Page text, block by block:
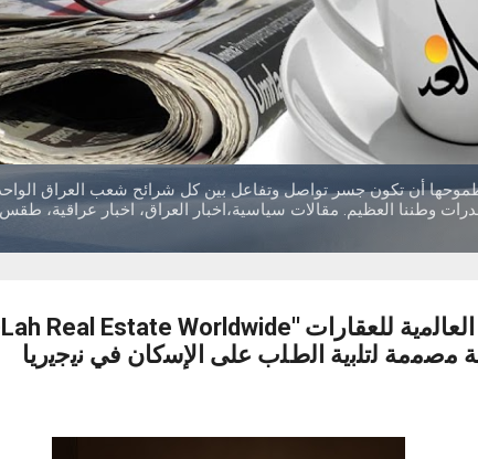
طموحها أن تكون جسر تواصل وتفاعل بين كل شرائح شعب العراق
وطننا العظيم. مقالات سياسية،اخبار العراق، اخبار عراقية، طقس
ﻣﺻﻣﻣﺔ ﻟﺗﻠﺑﯾﺔ اﻟطﻠب ﻋﻠﻰ اﻹﺳﻛﺎن ﻓﻲ ﻧﯾﺟﯾرﯾﺎ